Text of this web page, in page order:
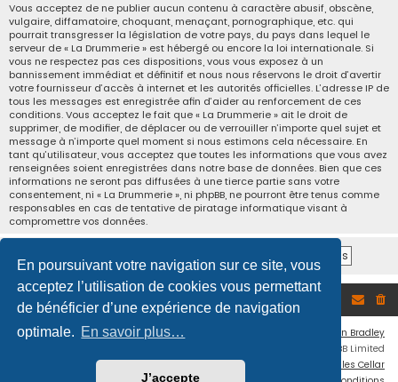
En poursuivant votre navigation sur ce site, vous
acceptez l’utilisation de cookies vous permettant
de bénéficier d’une expérience de navigation
optimale. En savoir plus…
J’accepte
Vous acceptez de ne publier aucun contenu à caractère abusif, obscène,
vulgaire, diffamatoire, choquant, menaçant, pornographique, etc. qui
pourrait transgresser la législation de votre pays, du pays dans lequel le
serveur de « La Drummerie » est hébergé ou encore la loi internationale. Si
vous ne respectez pas ces dispositions, vous vous exposez à un
bannissement immédiat et définitif et nous nous réservons le droit d’avertir
votre fournisseur d’accès à internet et les autorités officielles. L’adresse IP de
tous les messages est enregistrée afin d’aider au renforcement de ces
conditions. Vous acceptez le fait que « La Drummerie » ait le droit de
supprimer, de modifier, de déplacer ou de verrouiller n’importe quel sujet et
message à n’importe quel moment si nous estimons cela nécessaire. En
tant qu’utilisateur, vous acceptez que toutes les informations que vous avez
renseignées soient enregistrées dans notre base de données. Bien que ces
informations ne seront pas diffusées à une tierce partie sans votre
consentement, ni « La Drummerie », ni phpBB, ne pourront être tenus comme
responsables en cas de tentative de piratage informatique visant à
compromettre vos données.
Accueil du forum
Ian Bradley
® Forum Software © phpBB Limited
Traduction française officielle
Miles Cellar